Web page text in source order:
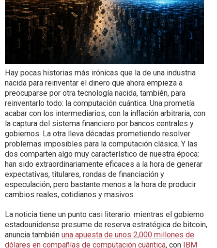
Hay pocas historias más irónicas que la de una industria
nacida para reinventar el dinero que ahora empieza a
preocuparse por otra tecnología nacida, también, para
reinventarlo todo: la computación cuántica. Una prometía
acabar con los intermediarios, con la inflación arbitraria, con
la captura del sistema financiero por bancos centrales y
gobiernos. La otra lleva décadas prometiendo resolver
problemas imposibles para la computación clásica. Y las
dos comparten algo muy característico de nuestra época:
han sido extraordinariamente eficaces a la hora de generar
expectativas, titulares, rondas de financiación y
especulación, pero bastante menos a la hora de producir
cambios reales, cotidianos y masivos.
La noticia tiene un punto casi literario: mientras el gobierno
estadounidense presume de reserva estratégica de bitcoin,
anuncia también una apuesta de unos 2,000 millones de
dólares en compañías de computación cuántica, con
IBM